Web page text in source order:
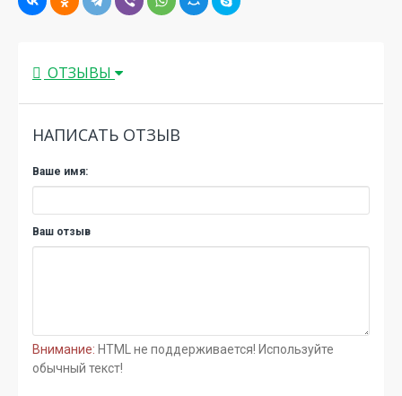
ОТЗЫВЫ
НАПИСАТЬ ОТЗЫВ
Ваше имя:
Ваш отзыв
Внимание: HTML не поддерживается! Используйте
обычный текст!